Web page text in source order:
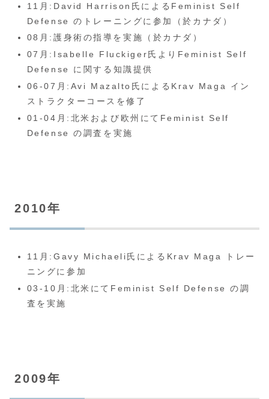
11月:David Harrison氏によるFeminist Self
Defense のトレーニングに参加（於カナダ）
08月:護身術の指導を実施（於カナダ）
07月:Isabelle Fluckiger氏よりFeminist Self
Defense に関する知識提供
06-07月:Avi Mazalto氏によるKrav Maga イン
ストラクターコースを修了
01-04月:北米および欧州にてFeminist Self
Defense の調査を実施
2010年
11月:Gavy Michaeli氏によるKrav Maga トレー
ニングに参加
03-10月:北米にてFeminist Self Defense の調
査を実施
2009年